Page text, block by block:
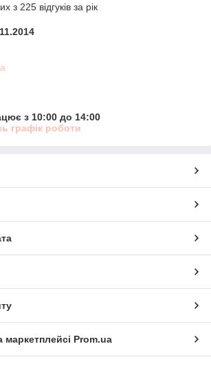
з 225 відгуків за рік
з 10:00 до 14:00
графік роботи
маркетплейсі Prom.ua